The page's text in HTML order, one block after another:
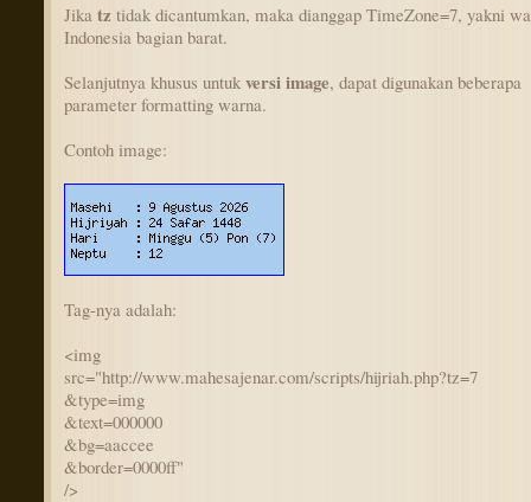
Jika tz tidak dicantumkan, maka dianggap TimeZone=7, yakni
Indonesia bagian barat.
Selanjutnya khusus untuk versi image, dapat digunakan beberapa
parameter formatting warna.
Contoh image:
Tag-nya adalah:
<img
src="http://www.mahesajenar.com/scripts/hijriah.php?tz=7
&type=img
&text=000000
&bg=aaccee
&border=0000ff"
/>